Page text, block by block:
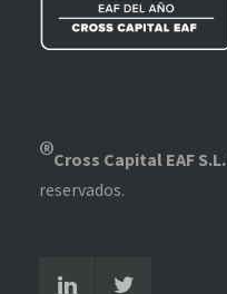
®Cross Capital EAF S.L.
reservados.